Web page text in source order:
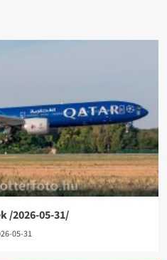
/2026-05-31/
05-31